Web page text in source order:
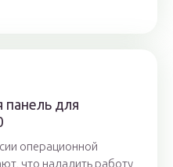
панель для
операционной
что наладить работу